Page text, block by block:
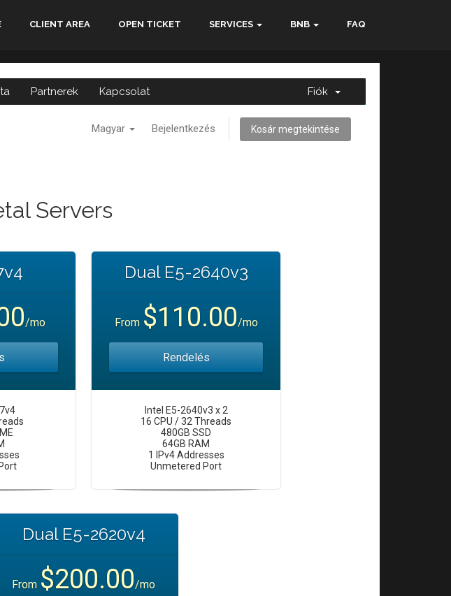
CLIENT AREA OPEN TICKET SERVICES BNB FAQ
Partnerek Kapcsolat Fiók
Magyar Bejelentkezés Kosár megtekintése
Servers
/mo
Dual E5-2640v3
From $110.00/mo
Rendelés
Intel E5-2640v3 x 2
16 CPU / 32 Threads
480GB SSD
64GB RAM
1 IPv4 Addresses
Unmetered Port
Dual E5-2620v4
From $200.00/mo